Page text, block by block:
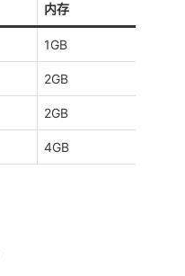
内存
1GB
2GB
2GB
4GB